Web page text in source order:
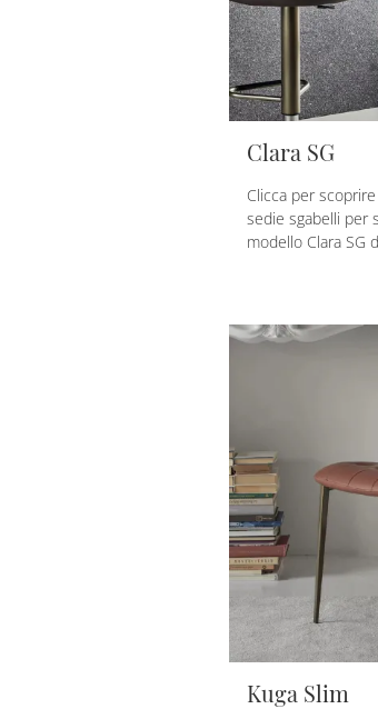
Clara SG
Clicca per
sedie sgabelli per
modello Clara SG
Kuga Slim